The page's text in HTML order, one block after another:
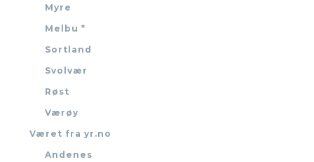
Myre
Melbu *
Sortland
Svolvær
Røst
Værøy
Været fra yr.no
Andenes